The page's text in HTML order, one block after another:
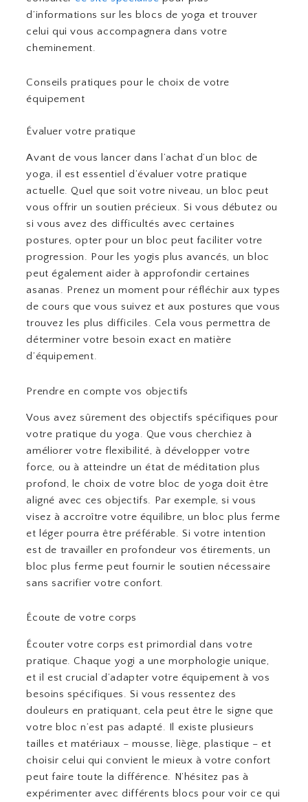
d’informations sur les blocs de yoga et trouver
celui qui vous accompagnera dans votre
cheminement.
Conseils pratiques pour le choix de votre
équipement
Évaluer votre pratique
Avant de vous lancer dans l’achat d’un bloc de
yoga, il est essentiel d’évaluer votre pratique
actuelle. Quel que soit votre niveau, un bloc peut
vous offrir un soutien précieux. Si vous débutez ou
si vous avez des difficultés avec certaines
postures, opter pour un bloc peut faciliter votre
progression. Pour les yogis plus avancés, un bloc
peut également aider à approfondir certaines
asanas. Prenez un moment pour réfléchir aux types
de cours que vous suivez et aux postures que vous
trouvez les plus difficiles. Cela vous permettra de
déterminer votre besoin exact en matière
d’équipement.
Prendre en compte vos objectifs
Vous avez sûrement des objectifs spécifiques pour
votre pratique du yoga. Que vous cherchiez à
améliorer votre flexibilité, à développer votre
force, ou à atteindre un état de méditation plus
profond, le choix de votre bloc de yoga doit être
aligné avec ces objectifs. Par exemple, si vous
visez à accroître votre équilibre, un bloc plus ferme
et léger pourra être préférable. Si votre intention
est de travailler en profondeur vos étirements, un
bloc plus ferme peut fournir le soutien nécessaire
sans sacrifier votre confort.
Écoute de votre corps
Écouter votre corps est primordial dans votre
pratique. Chaque yogi a une morphologie unique,
et il est crucial d’adapter votre équipement à vos
besoins spécifiques. Si vous ressentez des
douleurs en pratiquant, cela peut être le signe que
votre bloc n’est pas adapté. Il existe plusieurs
tailles et matériaux – mousse, liège, plastique – et
choisir celui qui convient le mieux à votre confort
peut faire toute la différence. N’hésitez pas à
expérimenter avec différents blocs pour voir ce qui